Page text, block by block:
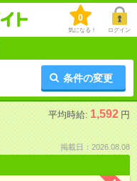
0
気になる！ ログイン
条件の変更
平均時給: 1,592 円
掲載日：2026.08.08